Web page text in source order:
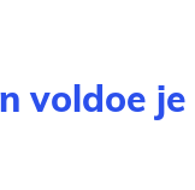
voldoe je